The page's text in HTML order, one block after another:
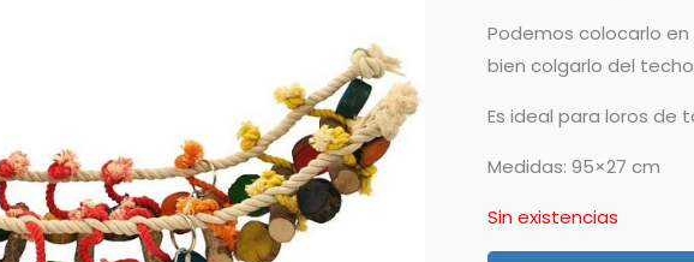
Podemos colocarlo
bien colgarlo del
Es ideal para loros de
Medidas: 95×27 cm
Sin existencias